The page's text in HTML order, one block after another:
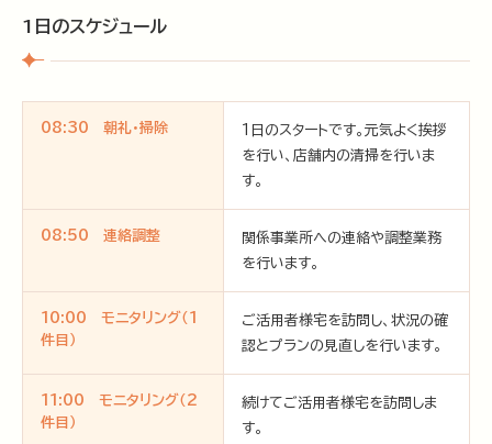
1日のスケジュール
08:30 朝礼・掃除
1日のスタートです。元気よく挨拶
を行い、店舗内の清掃を行いま
す。
08:50 連絡調整
関係事業所への連絡や調整業務
を行います。
10:00 モニタリング（1
件目）
ご活用者様宅を訪問し、状況の確
認とプランの見直しを行います。
11:00 モニタリング（2
件目）
続けてご活用者様宅を訪問しま
す。